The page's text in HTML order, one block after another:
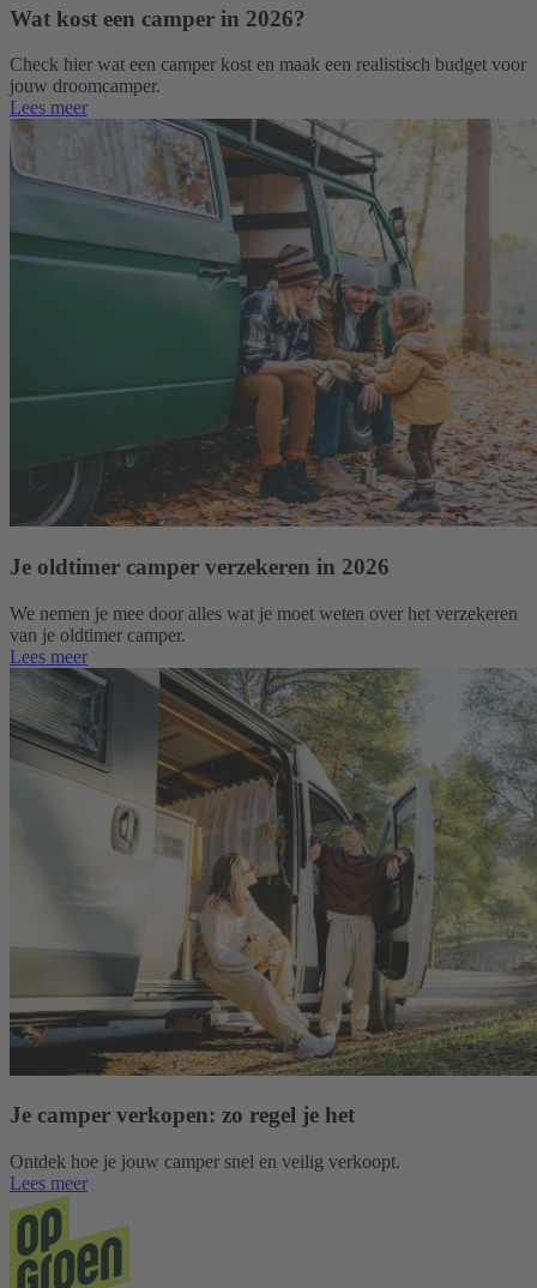
Wat kost een camper in 2026?
Check hier wat een camper kost en maak een realistisch budget voor
jouw droomcamper.
Lees meer
Je oldtimer camper verzekeren in 2026
We nemen je mee door alles wat je moet weten over het verzekeren
van je oldtimer camper.
Lees meer
Je camper verkopen: zo regel je het
Ontdek hoe je jouw camper snel en veilig verkoopt.
Lees meer